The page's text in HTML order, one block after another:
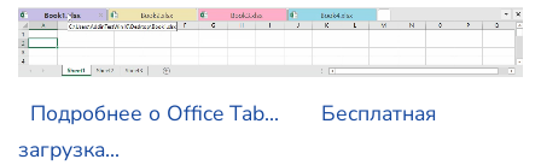
Подробнее о Office Tab...
Бесплатная
загрузка...